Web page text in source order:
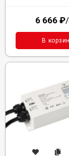
6 666 ₽/
В